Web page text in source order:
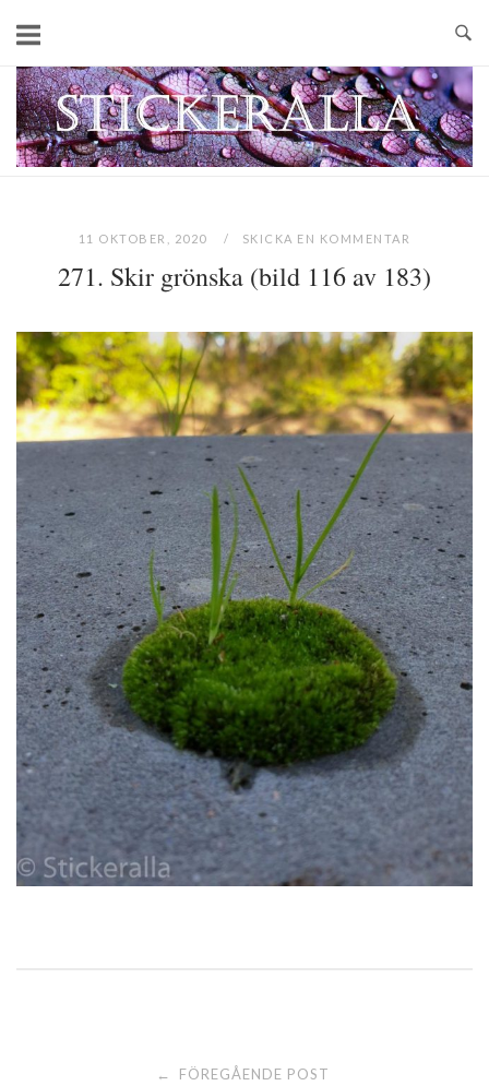
content
Home
11 OKTOBER, 2020 SKICKA EN KOMMENTAR
271. Skir grönska (bild 116 av 183)
← FÖREGÅENDE POST